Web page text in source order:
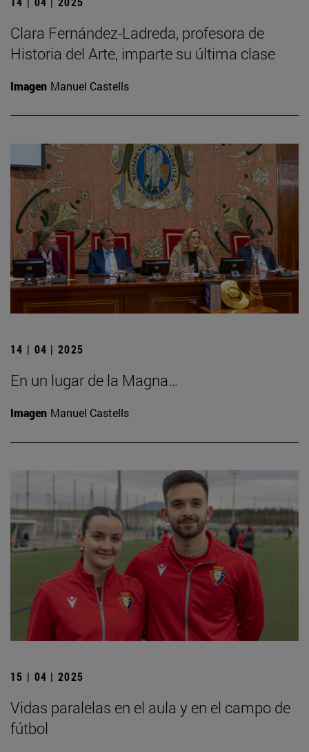
Clara Fernández-Ladreda, profesora de
Historia del Arte, imparte su última clase
Imagen Manuel Castells
14 | 04 | 2025
En un lugar de la Magna…
Imagen Manuel Castells
15 | 04 | 2025
Vidas paralelas en el aula y en el campo de
fútbol